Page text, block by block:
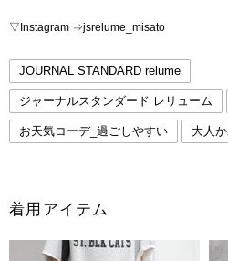
▽Instagram ⇒jsrelume_misato
JOURNAL STANDARD relume
ジャーナルスタンダード レリューム
お天気コーデ_過ごしやすい 大人
着用アイテム